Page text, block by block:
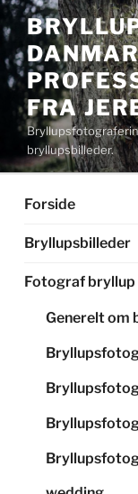
Videre
til
indhold
FRA
bryllupsbilleder.
Forside
Bryllupsbilleder
Fotograf bryllup
Generelt om